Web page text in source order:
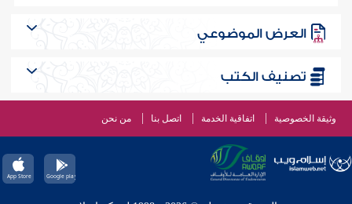
العرض الموضوعي
تصنيف الكتب
وثيقة الخصوصية اتفاقية الخدمة اتصل بنا من نحن